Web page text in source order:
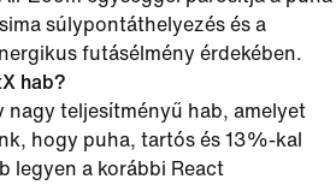
súlypontáthelyezés és a
futásélmény érdekében.
hab?
nagy teljesítményű hab, amelyet
hogy puha, tartós és 13%-kal
legyen a korábbi React